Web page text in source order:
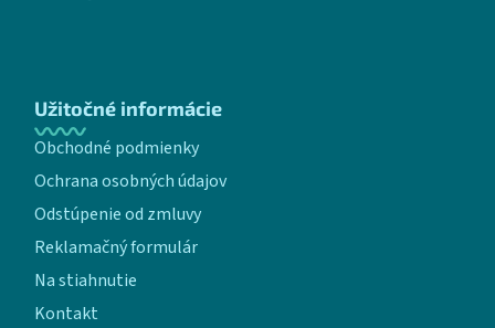
Užitočné informácie
Obchodné podmienky
Ochrana osobných údajov
Odstúpenie od zmluvy
Reklamačný formulár
Na stiahnutie
Kontakt